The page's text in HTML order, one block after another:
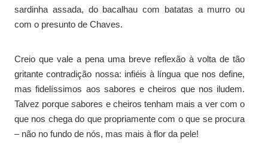
sardinha assada, do bacalhau com batatas a murro ou
com o presunto de Chaves.
Creio que vale a pena uma breve reflexão à volta de tão
gritante contradição nossa: infiéis à língua que nos define,
mas fidelíssimos aos sabores e cheiros que nos iludem.
Talvez porque sabores e cheiros tenham mais a ver com o
que nos chega do que propriamente com o que se procura
– não no fundo de nós, mas mais à flor da pele!